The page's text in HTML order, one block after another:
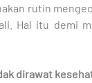
rutin
Hal itu demi
dirawat